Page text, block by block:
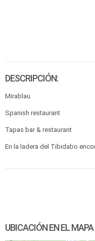
DESCRIPCIÓN:
Mirablau
Spanish restaurant
Tapas bar & restaurant
En la ladera del Tibidabo
UBICACIÓN EN EL MAPA